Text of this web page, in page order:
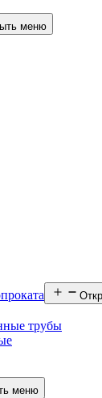
меню
трубы
меню